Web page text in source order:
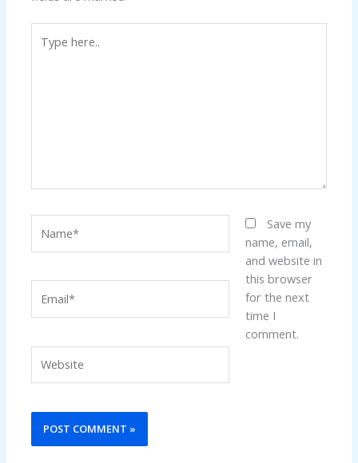
here..
Save my
name, email,
and website in
this browser
for the next
time I
comment.